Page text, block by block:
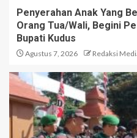
Penyerahan Anak Yang
Orang Tua/Wali, Begini
Bupati Kudus
Agustus 7, 2026 Redaksi